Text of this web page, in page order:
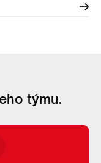
týmu.